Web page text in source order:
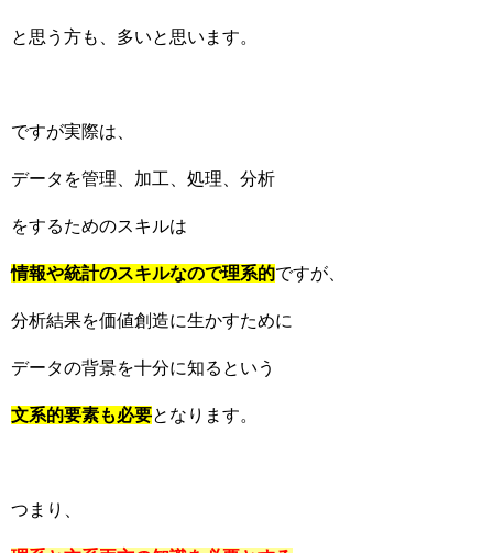
と思う方も、多いと思います。
ですが実際は、
データを管理、加工、処理、分析
をするためのスキルは
情報や統計のスキルなので理系的ですが、
分析結果を価値創造に生かすために
データの背景を十分に知るという
文系的要素も必要となります。
つまり、